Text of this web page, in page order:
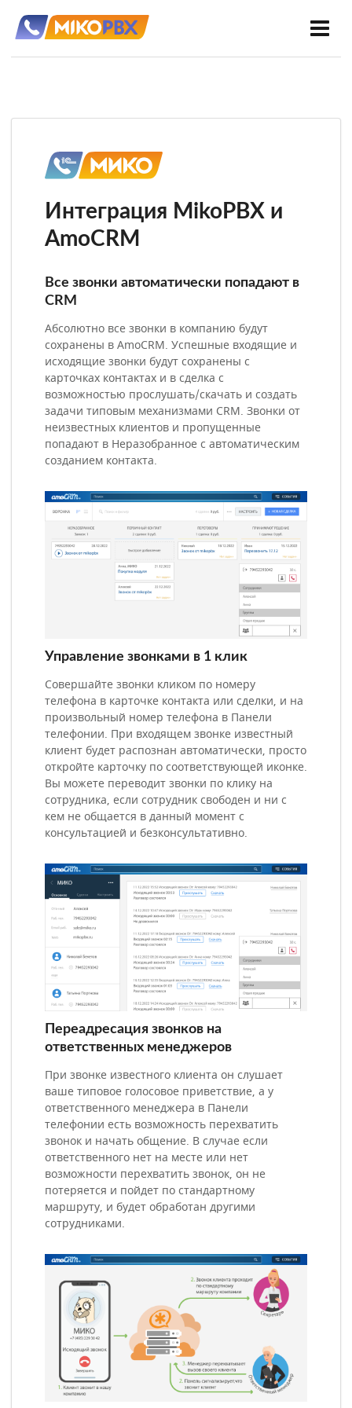
Интеграция MikoPBX и
AmoCRM
Все звонки автоматически попадают в
CRM
Абсолютно все звонки в компанию будут
сохранены в AmoCRM. Успешные входящие и
исходящие звонки будут сохранены с
карточках контактах и в сделка с
возможностью прослушать/скачать и создать
задачи типовым механизмами CRM. Звонки от
неизвестных клиентов и пропущенные
попадают в Неразобранное с автоматическим
созданием контакта.
Управление звонками в 1 клик
Совершайте звонки кликом по номеру
телефона в карточке контакта или сделки, и на
произвольный номер телефона в Панели
телефонии. При входящем звонке известный
клиент будет распознан автоматически, просто
откройте карточку по соответствующей иконке.
Вы можете переводит звонки по клику на
сотрудника, если сотрудник свободен и ни с
кем не общается в данный момент с
консультацией и безконсультативно.
Переадресация звонков на
ответственных менеджеров
При звонке известного клиента он слушает
ваше типовое голосовое приветствие, а у
ответственного менеджера в Панели
телефонии есть возможность перехватить
звонок и начать общение. В случае если
ответственного нет на месте или нет
возможности перехватить звонок, он не
потеряется и пойдет по стандартному
маршруту, и будет обработан другими
сотрудниками.